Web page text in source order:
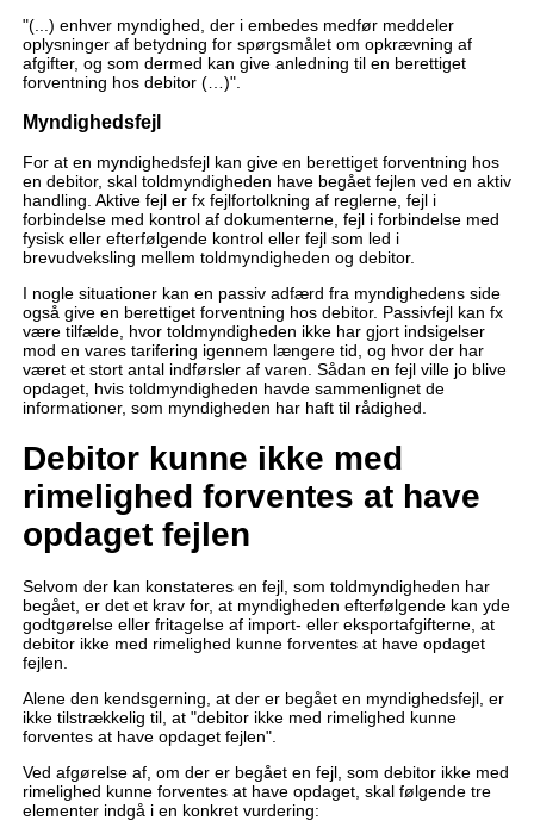
"(...) enhver myndighed, der i embedes medfør meddeler
oplysninger af betydning for spørgsmålet om opkrævning af
afgifter, og som dermed kan give anledning til en berettiget
forventning hos debitor (…)".
Myndighedsfejl
For at en myndighedsfejl kan give en berettiget forventning hos
en debitor, skal toldmyndigheden have begået fejlen ved en aktiv
handling. Aktive fejl er fx fejlfortolkning af reglerne, fejl i
forbindelse med kontrol af dokumenterne, fejl i forbindelse med
fysisk eller efterfølgende kontrol eller fejl som led i
brevudveksling mellem toldmyndigheden og debitor.
I nogle situationer kan en passiv adfærd fra myndighedens side
også give en berettiget forventning hos debitor. Passivfejl kan fx
være tilfælde, hvor toldmyndigheden ikke har gjort indsigelser
mod en vares tarifering igennem længere tid, og hvor der har
været et stort antal indførsler af varen. Sådan en fejl ville jo blive
opdaget, hvis toldmyndigheden havde sammenlignet de
informationer, som myndigheden har haft til rådighed.
Debitor kunne ikke med
rimelighed forventes at have
opdaget fejlen
Selvom der kan konstateres en fejl, som toldmyndigheden har
begået, er det et krav for, at myndigheden efterfølgende kan yde
godtgørelse eller fritagelse af import- eller eksportafgifterne, at
debitor ikke med rimelighed kunne forventes at have opdaget
fejlen.
Alene den kendsgerning, at der er begået en myndighedsfejl, er
ikke tilstrækkelig til, at "debitor ikke med rimelighed kunne
forventes at have opdaget fejlen".
Ved afgørelse af, om der er begået en fejl, som debitor ikke med
rimelighed kunne forventes at have opdaget, skal følgende tre
elementer indgå i en konkret vurdering: